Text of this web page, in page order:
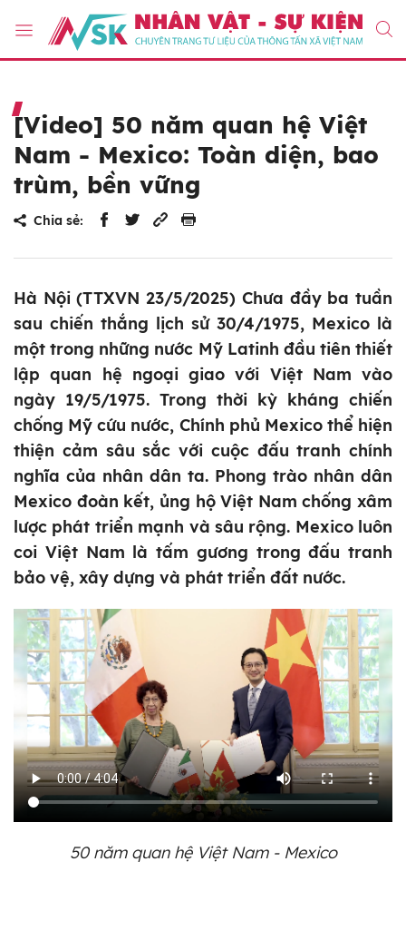
[Video] 50 năm quan hệ Việt
Nam - Mexico: Toàn diện, bao
trùm, bền vững
Chia sẻ:
Hà Nội (TTXVN 23/5/2025) Chưa đầy ba tuần
sau chiến thắng lịch sử 30/4/1975, Mexico là
một trong những nước Mỹ Latinh đầu tiên thiết
lập quan hệ ngoại giao với Việt Nam vào
ngày 19/5/1975. Trong thời kỳ kháng chiến
chống Mỹ cứu nước, Chính phủ Mexico thể hiện
thiện cảm sâu sắc với cuộc đấu tranh chính
nghĩa của nhân dân ta. Phong trào nhân dân
Mexico đoàn kết, ủng hộ Việt Nam chống xâm
lược phát triển mạnh và sâu rộng. Mexico luôn
coi Việt Nam là tấm gương trong đấu tranh
bảo vệ, xây dựng và phát triển đất nước.
50 năm quan hệ Việt Nam - Mexico